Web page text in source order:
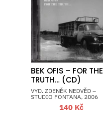
BEK OFIS – FOR THE
TRUTH… (CD)
VYD. ZDENĚK NEDVĚD –
STUDIO FONTANA, 2006
140 Kč